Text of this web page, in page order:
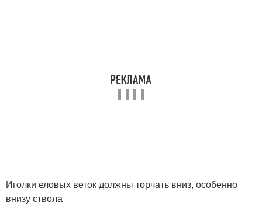
Иголки еловых веток должны торчать вниз, особенно
внизу ствола